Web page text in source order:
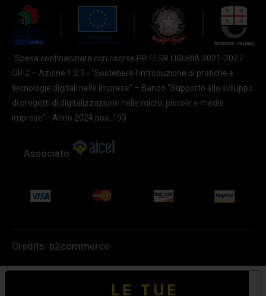
“Spesa coofinanziata con risorse PR FESR LIGURIA 2021-2027
OP 2 – Azione 1.2.3 - "Sostenere l'introduzione di pratiche e
tecnologie digitali nelle imprese” – Bando “Supporto allo sviluppo
di progetti di digitalizzazione nelle micro, piccole e medie
imprese” - Anno 2024 pos. 193
Associato
Credits: b2commerce
LE TUE